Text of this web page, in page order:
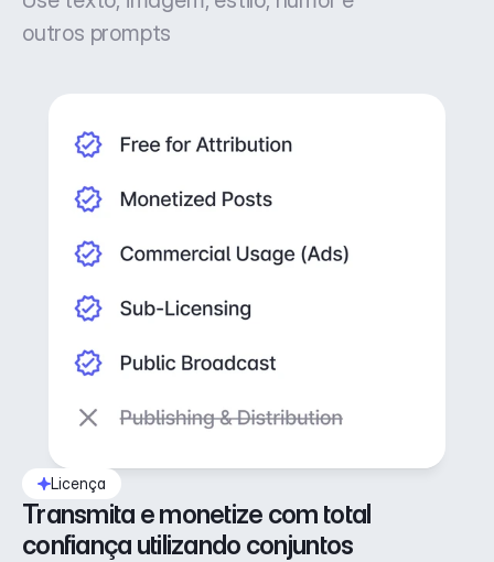
outros prompts
Licença
Transmita e monetize com total
confiança utilizando conjuntos